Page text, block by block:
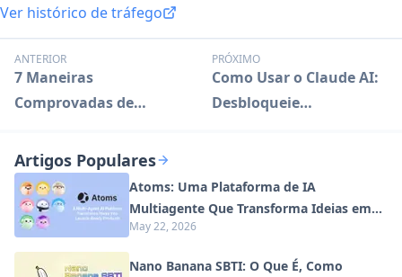
Ver histórico de tráfego
ANTERIOR
7 Maneiras
Comprovadas de
ChatGPT em 2024
PRÓXIMO
Como Usar o Claude AI:
Desbloqueie
Artigos Populares
Atoms: Uma Plataforma de IA
Multiagente Que Transforma Ideias em
Produtos Prontos para Lançamento
May 22, 2026
Nano Banana SBTI: O Que É, Como